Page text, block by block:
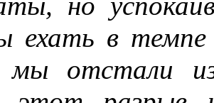
ехать в темпе
мы отстали